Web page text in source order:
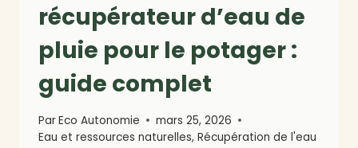
récupérateur d’eau de
pluie pour le potager :
guide complet
ParEco Autonomie
mars 25, 2026
Eau et ressources naturelles, Récupération de l'eau